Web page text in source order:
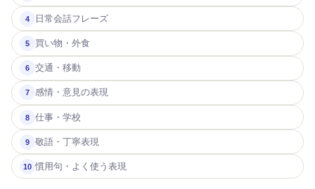
4 日常会話フレーズ
5 買い物・外食
6 交通・移動
7 感情・意見の表現
8 仕事・学校
9 敬語・丁寧表現
10 慣用句・よく使う表現